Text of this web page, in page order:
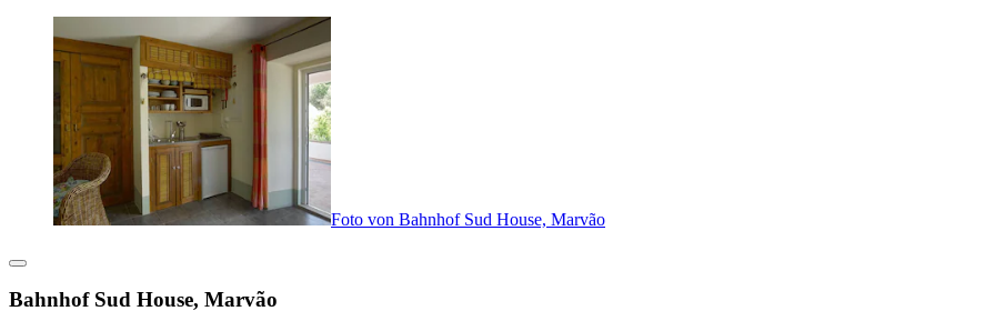
Foto von Bahnhof Sud House, Marvão
Bahnhof Sud House, Marvão